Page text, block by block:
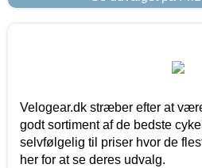
Velogear.dk stræber efter at
godt sortiment af de bedste
selvfølgelig til priser hvor de
her for at se deres udvalg.